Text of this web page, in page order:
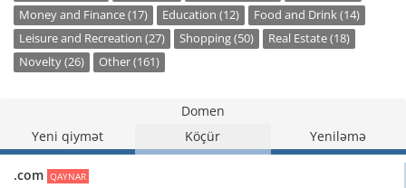
Money and Finance (17)
Education (12)
Food and Drink (14)
Leisure and Recreation (27)
Shopping (50)
Real Estate (18)
Novelty (26)
Other (161)
Domen
Yeni qiymət
Köçür Yeniləmə
.com QAYNAR